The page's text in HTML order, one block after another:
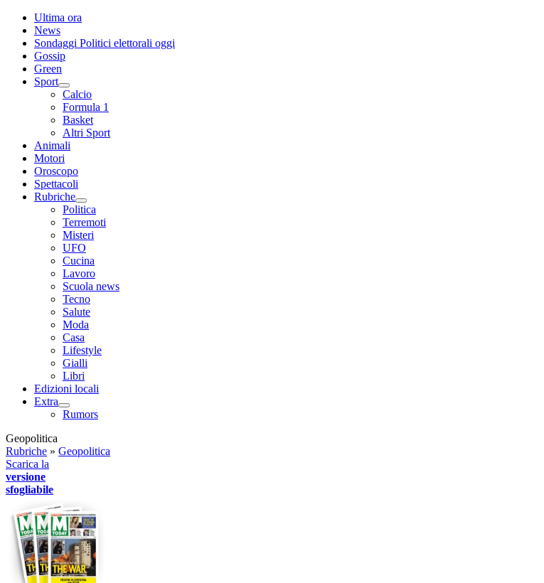
Ultima ora
News
Sondaggi Politici elettorali oggi
Gossip
Green
Sport
Calcio
Formula 1
Basket
Altri Sport
Animali
Motori
Oroscopo
Spettacoli
Rubriche
Politica
Terremoti
Misteri
UFO
Cucina
Lavoro
Scuola news
Tecno
Salute
Moda
Casa
Lifestyle
Gialli
Libri
Edizioni locali
Extra
Rumors
Geopolitica
Rubriche » Geopolitica
Scarica la
versione
sfogliabile